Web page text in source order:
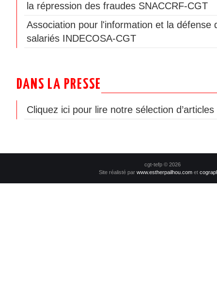
la répression des fraudes SNACCRF-CGT
Association pour l'information et la défense
salariés INDECOSA-CGT
DANS LA PRESSE
Cliquez ici pour lire notre sélection
cgt-tefp © 2026
Site réalisté parwww.estherpailhou.com et